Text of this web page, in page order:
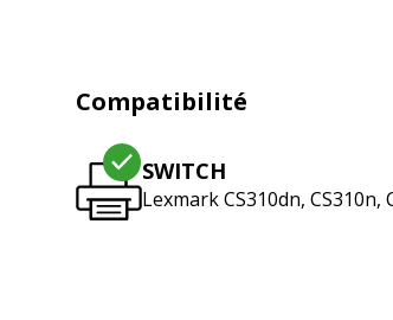
Compatibilité
SWITCH
Lexmark CS310dn, CS310n,